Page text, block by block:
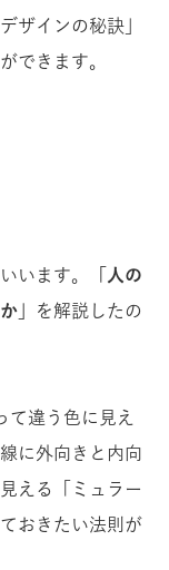
ザインの秘訣」
できます。
います。
「人の
」
を解説したの
て違う色に見え
に外向きと内向
える「ミュラー
おきたい法則が